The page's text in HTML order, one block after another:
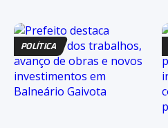
POLÍTICA